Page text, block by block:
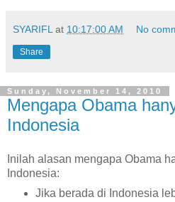
SYARIFL at 10:17:00 AM No
Share
Sunday, November 14, 2010
Mengapa Obama
Indonesia
Inilah alasan mengapa Obama
Indonesia:
Jika berada di Indonesia